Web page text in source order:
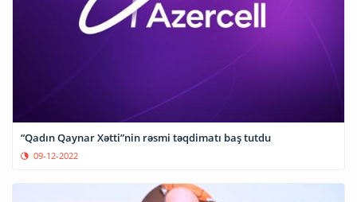
“Qadın Qaynar Xətti”nin rəsmi təqdimatı baş tutdu
09-12-2022